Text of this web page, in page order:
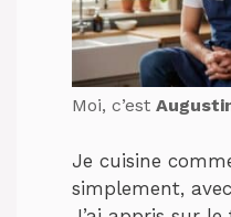
Moi, c’est
Je cuisine
simplement,